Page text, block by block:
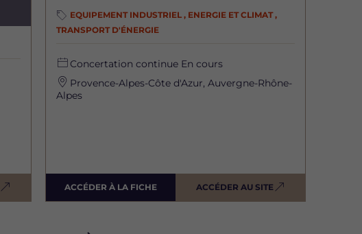
EQUIPEMENT INDUSTRIEL , ENERGIE ET CLIMAT ,
TRANSPORT D'ÉNERGIE
Concertation continue En cours
Provence-Alpes-Côte d'Azur, Auvergne-Rhône-
Alpes
ACCÉDER À LA FICHE ACCÉDER AU SITE